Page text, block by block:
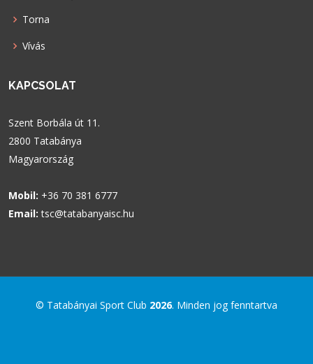
Torna
Vívás
KAPCSOLAT
Szent Borbála út 11.
2800 Tatabánya
Magyarország
Mobil: +36 70 381 6777
Email: tsc@tatabanyaisc.hu
© Tatabányai Sport Club 2026. Minden jog fenntartva